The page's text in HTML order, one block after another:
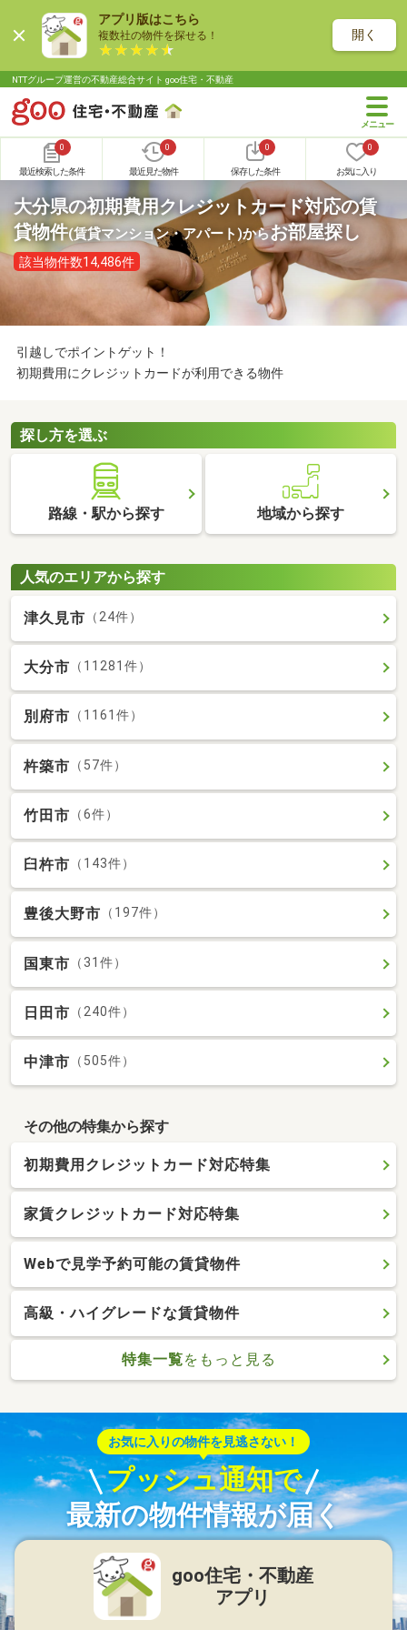
アプリ版はこちら
複数社の物件を探せる！ 開く
NTTグループ運営の不動産総合サイト goo住宅・不動産
0
最近検索した条件
0
最近見た物件
0
保存した条件
0
お気に入り
大分県の初期費用クレジットカード対応の賃
貸物件(賃貸マンション・アパート)からお部屋探し
該当物件数14,486件
引越しでポイントゲット！
初期費用にクレジットカードが利用できる物件
探し方を選ぶ
路線・駅から探す 地域から探す
人気のエリアから探す
津久見市 （24件）
大分市 （11281件）
別府市 （1161件）
杵築市 （57件）
竹田市 （6件）
臼杵市 （143件）
豊後大野市 （197件）
国東市 （31件）
日田市 （240件）
中津市 （505件）
その他の特集から探す
初期費用クレジットカード対応特集
家賃クレジットカード対応特集
Webで見学予約可能の賃貸物件
高級・ハイグレードな賃貸物件
特集一覧をもっと見る
お気に入りの物件を見逃さない！
プッシュ通知で
最新の物件情報が届く
goo住宅・不動産
アプリ